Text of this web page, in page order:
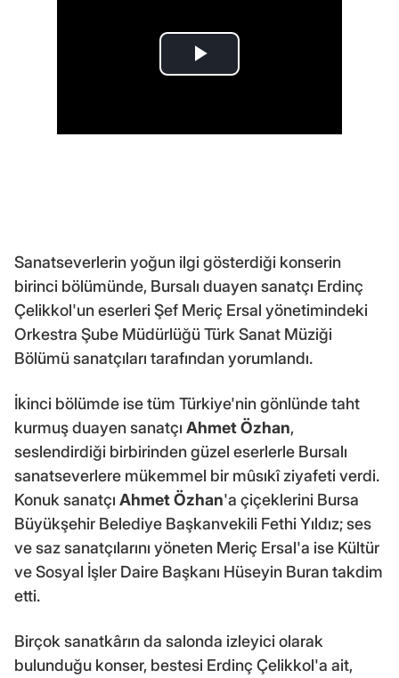
Sanatseverlerin yoğun ilgi gösterdiği konserin
birinci bölümünde, Bursalı duayen sanatçı Erdinç
Çelikkol'un eserleri Şef Meriç Ersal yönetimindeki
Orkestra Şube Müdürlüğü Türk Sanat Müziği
Bölümü sanatçıları tarafından yorumlandı.
İkinci bölümde ise tüm Türkiye'nin gönlünde taht
kurmuş duayen sanatçı Ahmet Özhan,
seslendirdiği birbirinden güzel eserlerle Bursalı
sanatseverlere mükemmel bir mûsıkî ziyafeti verdi.
Konuk sanatçı Ahmet Özhan'a çiçeklerini Bursa
Büyükşehir Belediye Başkanvekili Fethi Yıldız; ses
ve saz sanatçılarını yöneten Meriç Ersal'a ise Kültür
ve Sosyal İşler Daire Başkanı Hüseyin Buran takdim
etti.
Birçok sanatkârın da salonda izleyici olarak
bulunduğu konser, bestesi Erdinç Çelikkol'a ait,